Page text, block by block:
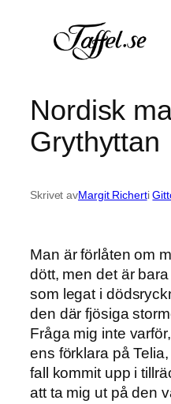
Nordisk
Grythyttan
Skrivet avMargit Richerti
Man är förlåten om
dött, men det är
som legat i
den där fjösiga
Fråga mig inte
ens förklara på
fall kommit upp i
att ta mig ut på den